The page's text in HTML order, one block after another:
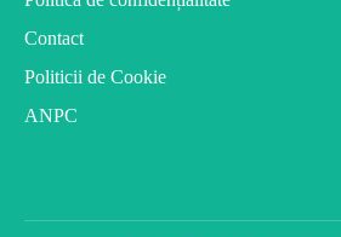
Contact
Politicii de Cookie
ANPC